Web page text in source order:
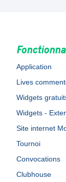
Application
Lives
Widgets
Widgets -
Site internet
Tournoi
Convocations
Clubhouse